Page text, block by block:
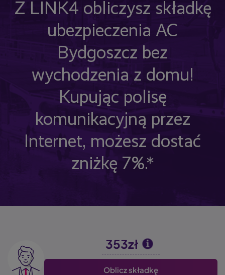
Z LINK4 obliczysz składkę
ubezpieczenia AC
Bydgoszcz bez
wychodzenia z domu!
Kupując polisę
komunikacyjną przez
Internet, możesz dostać
zniżkę 7%.*
Image 353zł
Oblicz składkę